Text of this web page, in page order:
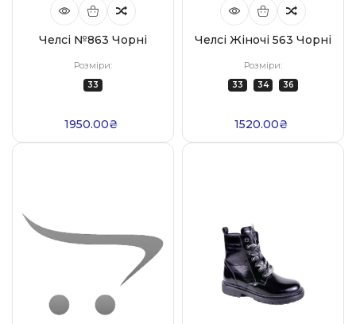
Челсі №863 Чорні
Розміри:
33
1950.00₴
Челсі Жіночі 563 Чорні
Розміри:
33 34 36
1520.00₴